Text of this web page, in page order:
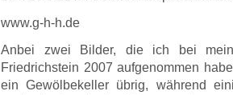
www.g-h-h.de
Anbei zwei Bilder, die ich bei
Friedrichstein 2007 aufgenommen
ein Gewölbekeller übrig, während